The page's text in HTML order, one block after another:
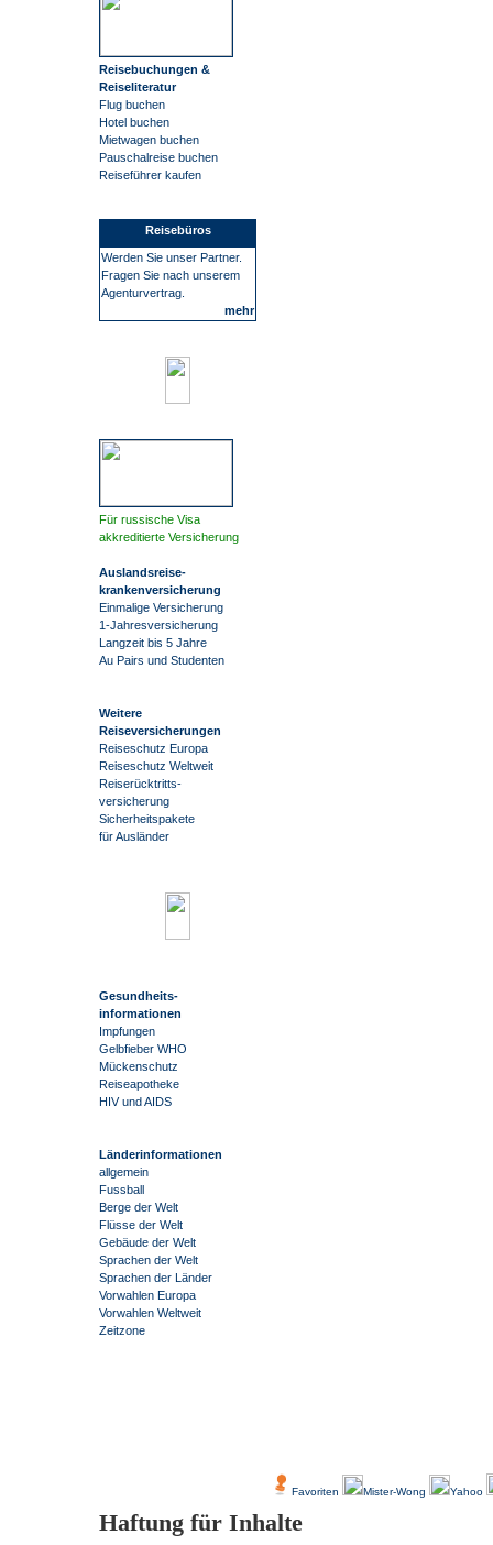
Reisebuchungen &
Reiseliteratur
Flug buchen
Hotel buchen
Mietwagen buchen
Pauschalreise buchen
Reiseführer kaufen
Reisebüros
Werden Sie unser Partner.
Fragen Sie nach unserem
Agenturvertrag.
mehr
Für russische Visa
akkreditierte Versicherung
Auslandsreise-
krankenversicherung
Einmalige Versicherung
1-Jahresversicherung
Langzeit bis 5 Jahre
Au Pairs und Studenten
Weitere
Reiseversicherungen
Reiseschutz Europa
Reiseschutz Weltweit
Reiserücktritts-
versicherung
Sicherheitspakete
für Ausländer
Gesundheits-
informationen
Impfungen
Gelbfieber WHO
Mückenschutz
Reiseapotheke
HIV und AIDS
Länderinformationen
allgemein
Fussball
Berge der Welt
Flüsse der Welt
Gebäude der Welt
Sprachen der Welt
Sprachen der Länder
Vorwahlen Europa
Vorwahlen Weltweit
Zeitzone
Favoriten Mister-Wong Yahoo
Haftung für Inhalte